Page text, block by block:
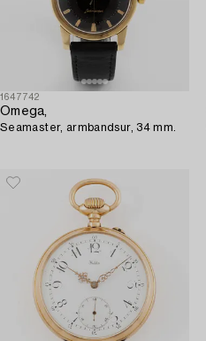
1647742
Omega,
Seamaster, armbandsur, 34 mm.